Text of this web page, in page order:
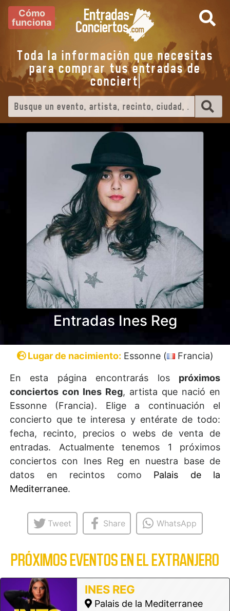
Cómo
funciona
Toda la información que necesitas
para comprar tus entradas deconcie
Entradas Ines Reg
Lugar de nacimiento: Essonne ( Francia)
En esta página encontrarás los próximos
conciertos con Ines Reg, artista que nació en
Essonne (Francia). Elige a continuación el
concierto que te interesa y entérate de todo:
fecha, recinto, precios o webs de venta de
entradas. Actualmente tenemos 1 próximos
conciertos con Ines Reg en nuestra base de
datos en recintos como Palais de la
Mediterranee.
Tweet Share WhatsApp
PRÓXIMOS EVENTOS EN EL EXTRANJERO
INES REG
Palais de la Mediterranee